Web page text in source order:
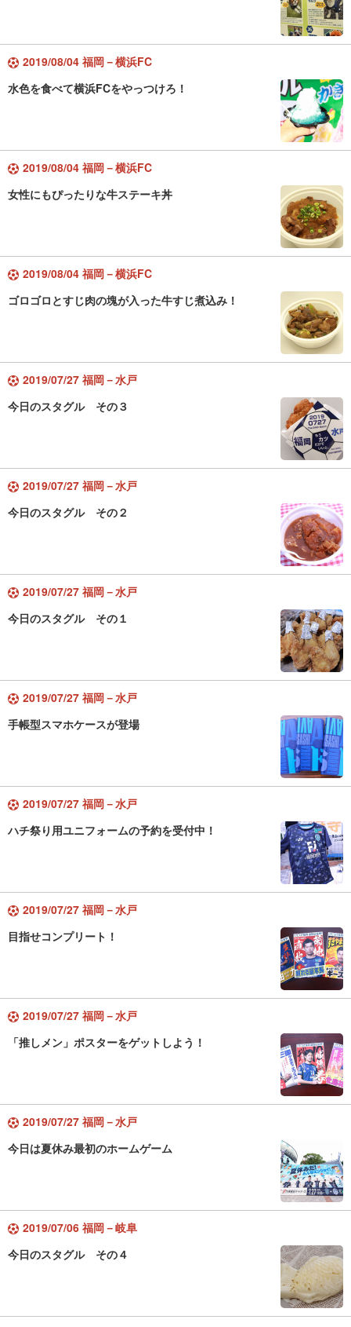
2019/08/04 福岡－横浜FC
水色を食べて横浜FCをやっつけろ！
2019/08/04 福岡－横浜FC
女性にもぴったりな牛ステーキ丼
2019/08/04 福岡－横浜FC
ゴロゴロとすじ肉の塊が入った牛すじ煮込み！
2019/07/27 福岡－水戸
今日のスタグル その３
2019/07/27 福岡－水戸
今日のスタグル その２
2019/07/27 福岡－水戸
今日のスタグル その１
2019/07/27 福岡－水戸
手帳型スマホケースが登場
2019/07/27 福岡－水戸
ハチ祭り用ユニフォームの予約を受付中！
2019/07/27 福岡－水戸
目指せコンプリート！
2019/07/27 福岡－水戸
「推しメン」ポスターをゲットしよう！
2019/07/27 福岡－水戸
今日は夏休み最初のホームゲーム
2019/07/06 福岡－岐阜
今日のスタグル その４